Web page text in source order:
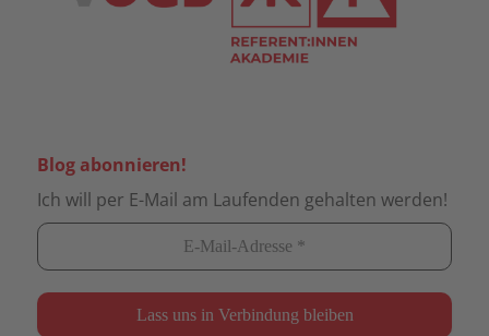
Blog abonnieren!
Ich will per E-Mail am Laufenden gehalten werden!